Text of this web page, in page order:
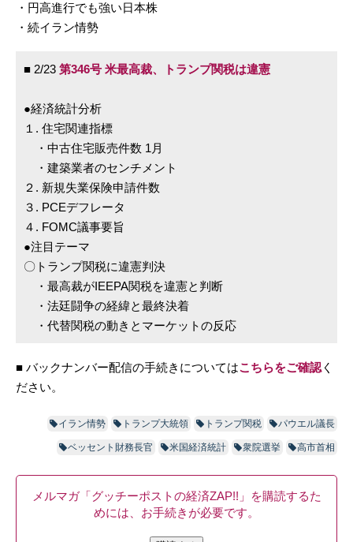
・円高進行でも強い日本株
・続イラン情勢
■ 2/23 第346号 米最高裁、トランプ関税は違憲
●経済統計分析
１. 住宅関連指標
・中古住宅販売件数 1月
・建築業者のセンチメント
２. 新規失業保険申請件数
３. PCEデフレータ
４. FOMC議事要旨
●注目テーマ
〇トランプ関税に違憲判決
・最高裁がIEEPA関税を違憲と判断
・法廷闘争の経緯と最終決着
・代替関税の動きとマーケットの反応
■ バックナンバー配信の手続きについてはこちらをご確認 く
ださい。
イラン情勢 トランプ大統領 トランプ関税 パウエル議長
ベッセント財務長官 米国経済統計 衆院選挙 高市首相
メルマガ「グッチーポストの経済ZAP!!」を購読するた
めには、お手続きが必要です。